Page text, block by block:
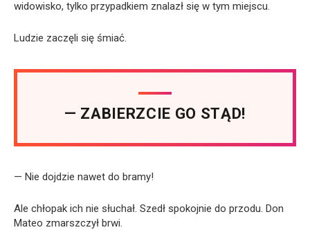
widowisko, tylko przypadkiem znalazł się w tym miejscu.
Ludzie zaczęli się śmiać.
— ZABIERZCIE GO STĄD!
— Nie dojdzie nawet do bramy!
Ale chłopak ich nie słuchał. Szedł spokojnie do przodu. Don
Mateo zmarszczył brwi.